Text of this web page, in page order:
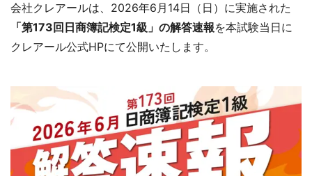
会社クレアールは、2026年6月14日（日）に実施された
「第173回日商簿記検定1級」の解答速報を本試験当日に
クレアール公式HPにて公開いたします。